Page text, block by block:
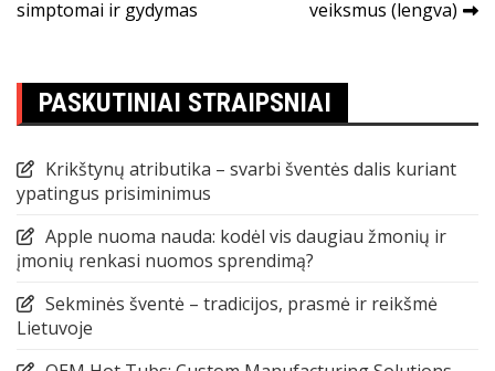
tarp
simptomai ir gydymas
veiksmus (lengva)
PASKUTINIAI STRAIPSNIAI
Krikštynų atributika – svarbi šventės dalis kuriant
ypatingus prisiminimus
Apple nuoma nauda: kodėl vis daugiau žmonių ir
įmonių renkasi nuomos sprendimą?
Sekminės šventė – tradicijos, prasmė ir reikšmė
Lietuvoje